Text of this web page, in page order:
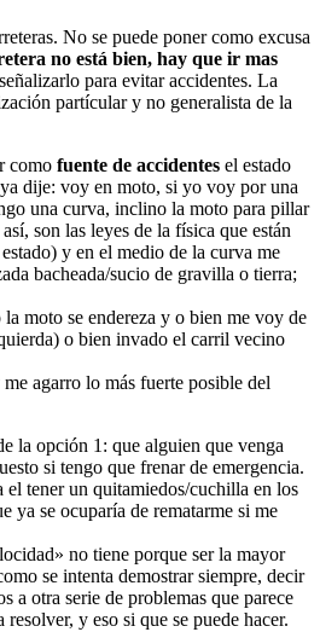
No se puede poner como excusa
no está bien, hay que ir mas
para evitar accidentes. La
partícular y no generalista de la
como fuente de accidentes el estado
dije: voy en moto, si yo voy por una
una curva, inclino la moto para pillar
son las leyes de la física que están
y en el medio de la curva me
bacheada/sucio de gravilla o tierra;
la moto se endereza y o bien me voy de
o bien invado el carril vecino
agarro lo más fuerte posible del
la opción 1: que alguien que venga
si tengo que frenar de emergencia.
el tener un quitamiedos/cuchilla en los
ya se ocuparía de rematarme si me
no tiene porque ser la mayor
se intenta demostrar siempre, decir
a otra serie de problemas que parece
resolver, y eso si que se puede hacer.